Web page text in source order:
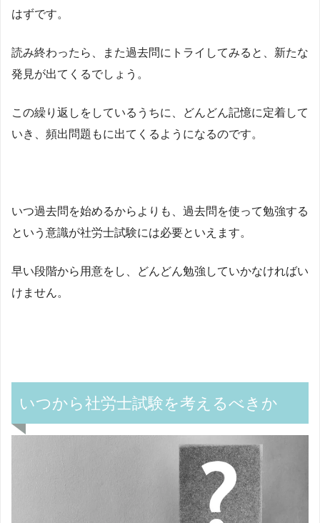
はずです。
読み終わったら、また過去問にトライしてみると、新たな
発見が出てくるでしょう。
この繰り返しをしているうちに、どんどん記憶に定着して
いき、頻出問題もに出てくるようになるのです。
いつ過去問を始めるからよりも、過去問を使って勉強する
という意識が社労士試験には必要といえます。
早い段階から用意をし、どんどん勉強していかなければい
けません。
いつから社労士試験を考えるべきか